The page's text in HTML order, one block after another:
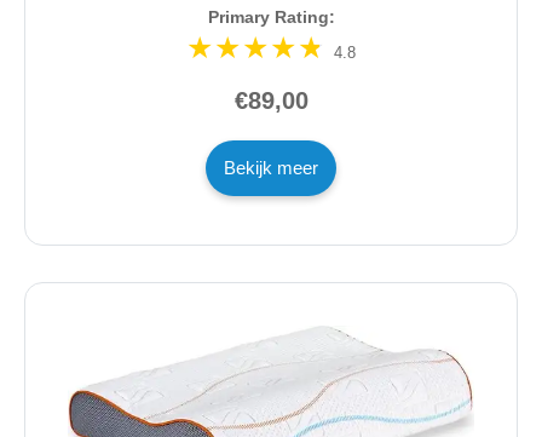
Primary Rating:
4.8
€89,00
Bekijk meer